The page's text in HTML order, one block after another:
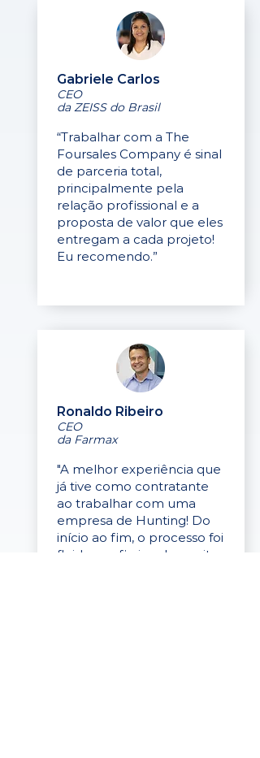
Gabriele Carlos
CEO
da ZEISS do Brasil
“Trabalhar com a The
Foursales Company é sinal
de parceria total,
principalmente pela
relação profissional e a
proposta de valor que eles
entregam a cada projeto!
Eu recomendo.”
Ronaldo Ribeiro
CEO
da Farmax
"A melhor experiência que
já tive como contratante
ao trabalhar com uma
empresa de Hunting! Do
início ao fim, o processo foi
fluido, profissional e muito